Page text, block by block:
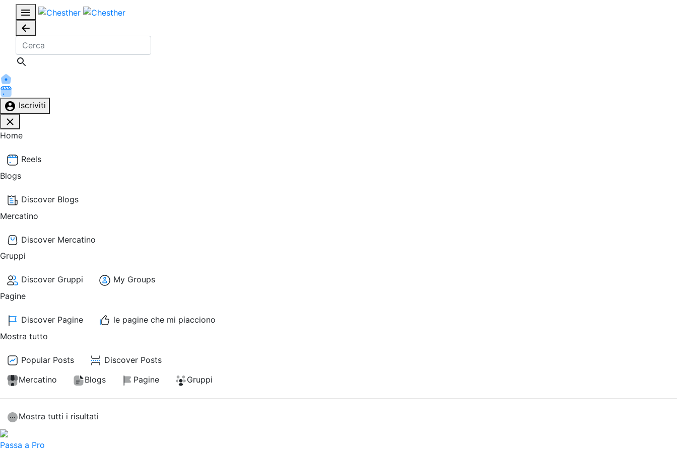
Iscriviti
Home
Reels
Blogs
Discover Blogs
Mercatino
Discover Mercatino
Gruppi
Discover Gruppi
My Groups
Pagine
Discover Pagine
le pagine che mi piacciono
Mostra tutto
Popular Posts
Discover Posts
Mercatino
Blogs Pagine Gruppi
Mostra tutti i risultati
Passa a Pro